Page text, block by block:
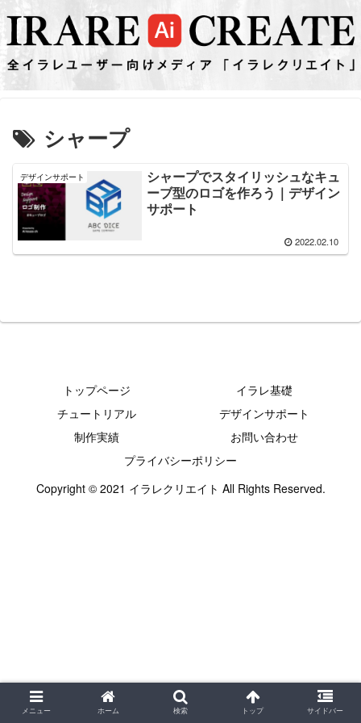
シャープ
デザインサポート
シャープでスタイリッシュなキュ
ーブ型のロゴを作ろう｜デザイン
サポート
2022.02.10
トップページ
イラレ基礎
チュートリアル
デザインサポート
制作実績
お問い合わせ
プライバシーポリシー
Copyright © 2021 イラレクリエイト All Rights Reserved.
メニュー ホーム 検索 トップ サイドバー